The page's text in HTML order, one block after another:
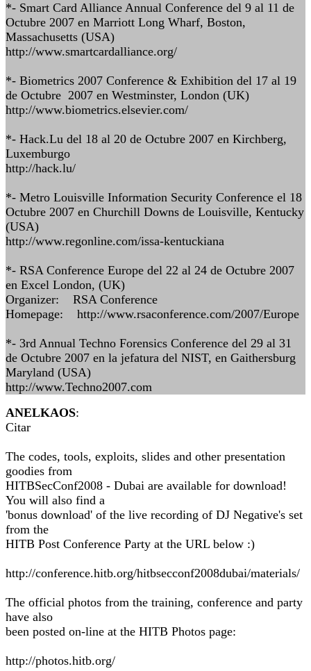
*- Smart Card Alliance Annual Conference del 9 al 11 de
Octubre 2007 en Marriott Long Wharf, Boston,
Massachusetts (USA)
http://www.smartcardalliance.org/
*- Biometrics 2007 Conference & Exhibition del 17 al 19
de Octubre 2007 en Westminster, London (UK)
http://www.biometrics.elsevier.com/
*- Hack.Lu del 18 al 20 de Octubre 2007 en Kirchberg,
Luxemburgo
http://hack.lu/
*- Metro Louisville Information Security Conference el 18
Octubre 2007 en Churchill Downs de Louisville, Kentucky
(USA)
http://www.regonline.com/issa-kentuckiana
*- RSA Conference Europe del 22 al 24 de Octubre 2007
en Excel London, (UK)
Organizer: RSA Conference
Homepage: http://www.rsaconference.com/2007/Europe
*- 3rd Annual Techno Forensics Conference del 29 al 31
de Octubre 2007 en la jefatura del NIST, en Gaithersburg
Maryland (USA)
http://www.Techno2007.com
ANELKAOS:
Citar
The codes, tools, exploits, slides and other presentation
goodies from
HITBSecConf2008 - Dubai are available for download!
You will also find a
'bonus download' of the live recording of DJ Negative's set
from the
HITB Post Conference Party at the URL below :)
http://conference.hitb.org/hitbsecconf2008dubai/materials/
The official photos from the training, conference and party
have also
been posted on-line at the HITB Photos page:
http://photos.hitb.org/